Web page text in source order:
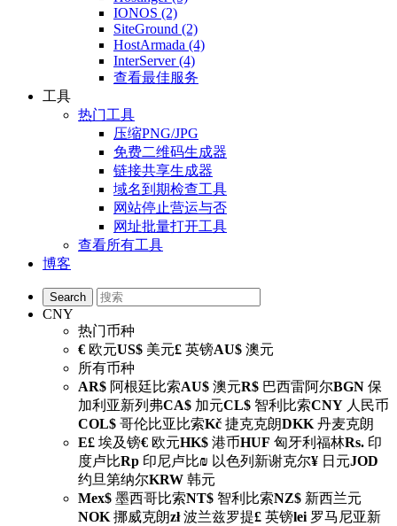
IONOS (2)
SiteGround (2)
HostArmada (4)
InterServer(4)
查看最佳服务
工具
热门工具
压缩PNG/JPG
免费二维码生成器
链接共享生成器
域名到期检查工具
网站停止营运与否
网址批量打开工具
查看所有工具
博客
CNY
热门币种
€ 欧元US$ 美元£ 英镑AU$ 澳元
所有币种
AR$ 阿根廷比索AU$ 澳元R$ 巴西雷阿尔BGN 保
加利亚新列弗CA$ 加元CL$ 智利比索CNY 人民币
COL$ 哥伦比亚比索Kč 捷克克朗DKK 丹麦克朗
E£ 埃及镑€ 欧元HK$ 港币HUF 匈牙利福林Rs. 印
度卢比Rp 印尼卢比₪ 以色列新谢克尔¥ 日元JOD
约旦第纳尔KRW 韩元
Mex$ 墨西哥比索NT$ 智利比索NZ$ 新西兰元
NOK 挪威克朗zł波兰兹罗提£ 英镑lei 罗马尼亚新